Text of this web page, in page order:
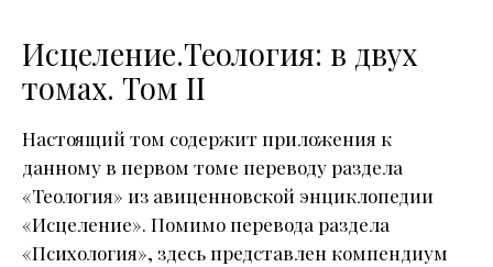
Исцеление.Теология: в двух
томах. Том II
Настоящий том содержит приложения к
данному в первом томе переводу раздела
«Теология» из авиценновской энциклопедии
«Исцеление». Помимо перевода раздела
«Психология», здесь представлен компендиум